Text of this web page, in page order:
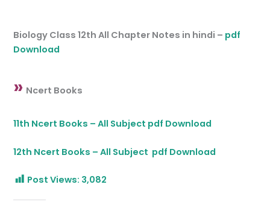
Biology Class 12th All Chapter Notes in hindi – pdf
Download
» Ncert Books
11th Ncert Books – All Subject pdf Download
12th Ncert Books – All Subject pdf Download
Post Views: 3,082